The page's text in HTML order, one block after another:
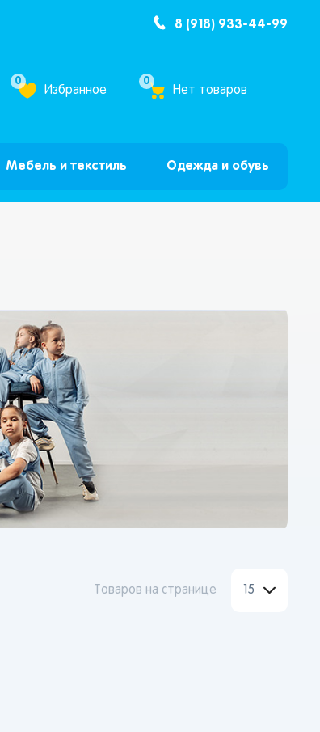
8 (918) 933-44-99
0
Избранное
0
Нет товаров
Мебель и текстиль Одежда и обувь
Товаров на странице 15